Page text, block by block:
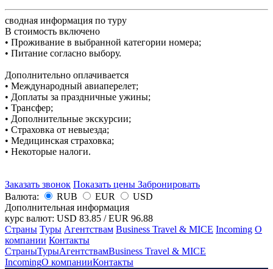
сводная информация по туру
В стоимость включено
• Проживание в выбранной категории номера;
• Питание согласно выбору.
Дополнительно оплачивается
• Международный авиаперелет;
• Доплаты за праздничные ужины;
• Трансфер;
• Дополнительные экскурсии;
• Страховка от невыезда;
• Медицинская страховка;
• Некоторые налоги.
Заказать звонок Показать цены Забронировать
Валюта:
RUB EUR
USD
Дополнительная информация
курс валют: USD 83.85 / EUR 96.88
Страны Туры Агентствам Business Travel & MICE Incoming О
компании Контакты
СтраныТурыАгентствамBusiness Travel & MICE
IncomingО компанииКонтакты